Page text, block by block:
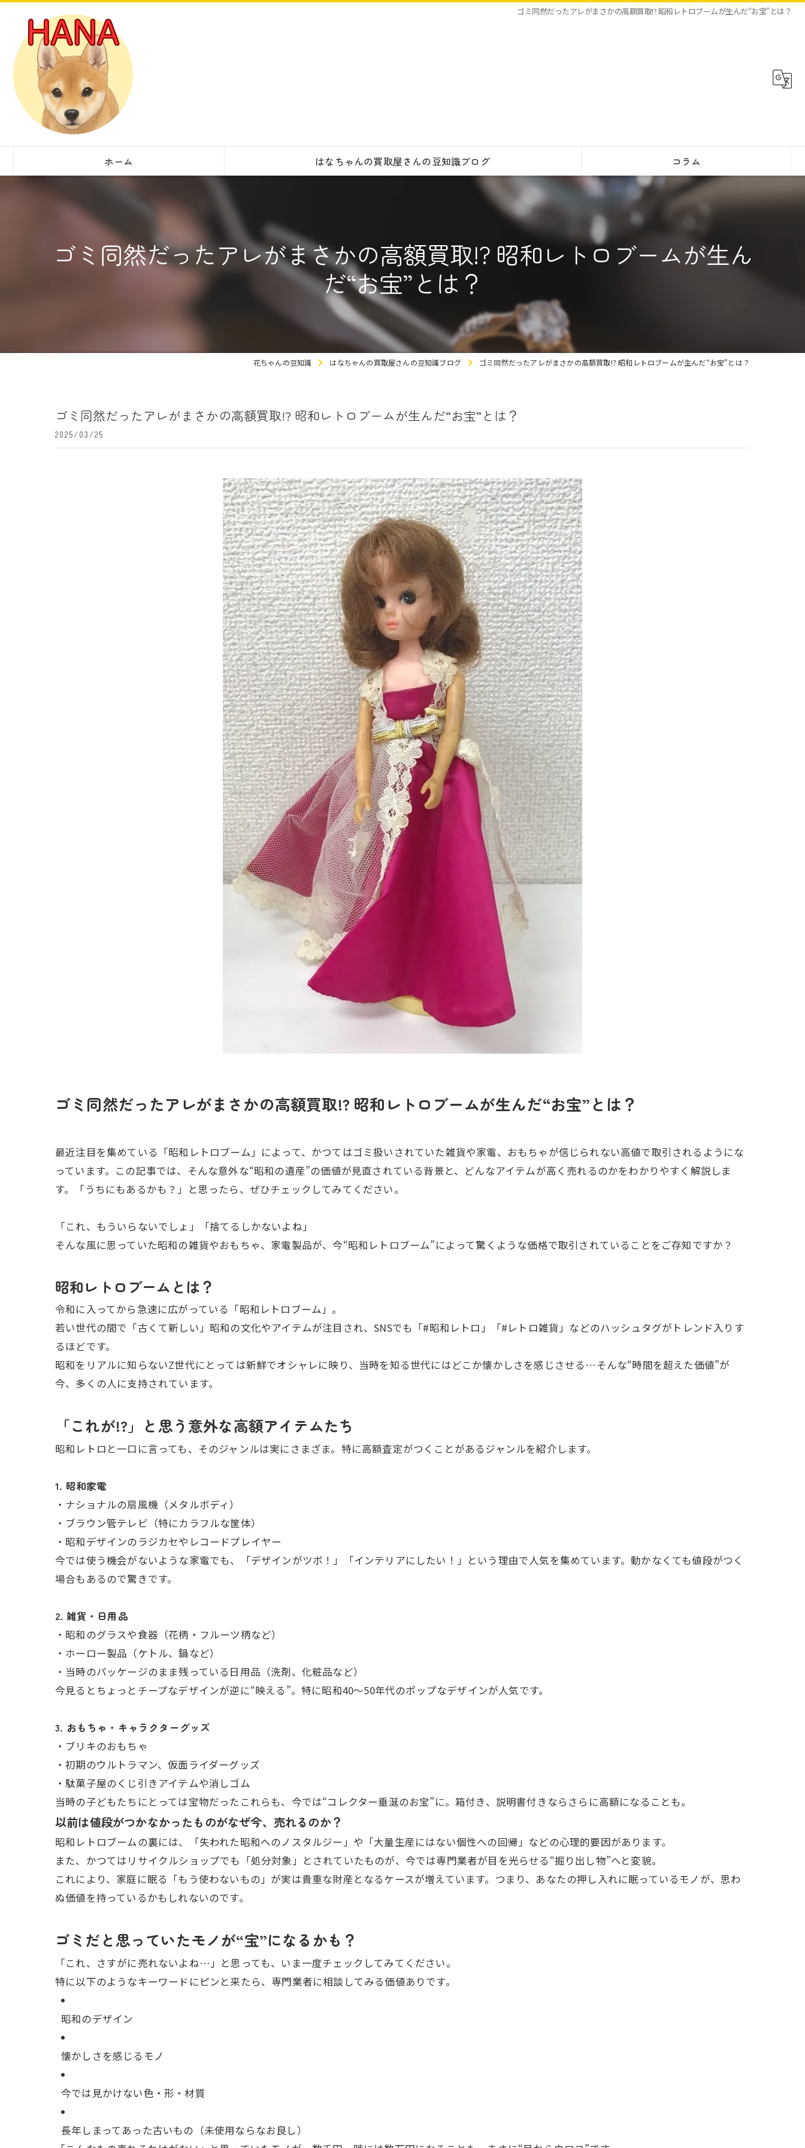
ゴミ同然だったアレがまさかの高額買取!? 昭和レトロブームが生んだ“お宝”とは？
ホーム はなちゃんの買取屋さんの豆知識ブログ コラム
ゴミ同然だったアレがまさかの高額買取!? 昭和レトロブームが生ん
だ“お宝”とは？
花ちゃんの豆知識 はなちゃんの買取屋さんの豆知識ブログ ゴミ同然だったアレがまさかの高額買取!? 昭和レトロブームが生んだ“お宝”とは？
ゴミ同然だったアレがまさかの高額買取!? 昭和レトロブームが生んだ“お宝”とは？
2025/03/25
ゴミ同然だったアレがまさかの高額買取!? 昭和レトロブームが生んだ“お宝”とは？
最近注目を集めている「昭和レトロブーム」によって、かつてはゴミ扱いされていた雑貨や家電、おもちゃが信じられない高値で取引されるようにな
っています。この記事では、そんな意外な“昭和の遺産”の価値が見直されている背景と、どんなアイテムが高く売れるのかをわかりやすく解説しま
す。「うちにもあるかも？」と思ったら、ぜひチェックしてみてください。
「これ、もういらないでしょ」「捨てるしかないよね」
そんな風に思っていた昭和の雑貨やおもちゃ、家電製品が、今“昭和レトロブーム”によって驚くような価格で取引されていることをご存知ですか？
昭和レトロブームとは？
令和に入ってから急速に広がっている「昭和レトロブーム」。
若い世代の間で「古くて新しい」昭和の文化やアイテムが注目され、SNSでも「#昭和レトロ」「#レトロ雑貨」などのハッシュタグがトレンド入りす
るほどです。
昭和をリアルに知らないZ世代にとっては新鮮でオシャレに映り、当時を知る世代にはどこか懐かしさを感じさせる…そんな“時間を超えた価値”が
今、多くの人に支持されています。
「これが!?」と思う意外な高額アイテムたち
昭和レトロと一口に言っても、そのジャンルは実にさまざま。特に高額査定がつくことがあるジャンルを紹介します。
1. 昭和家電
・ナショナルの扇風機（メタルボディ）
・ブラウン管テレビ（特にカラフルな筐体）
・昭和デザインのラジカセやレコードプレイヤー
今では使う機会がないような家電でも、「デザインがツボ！」「インテリアにしたい！」という理由で人気を集めています。動かなくても値段がつく
場合もあるので驚きです。
2. 雑貨・日用品
・昭和のグラスや食器（花柄・フルーツ柄など）
・ホーロー製品（ケトル、鍋など）
・当時のパッケージのまま残っている日用品（洗剤、化粧品など）
今見るとちょっとチープなデザインが逆に“映える”。特に昭和40～50年代のポップなデザインが人気です。
3. おもちゃ・キャラクターグッズ
・ブリキのおもちゃ
・初期のウルトラマン、仮面ライダーグッズ
・駄菓子屋のくじ引きアイテムや消しゴム
当時の子どもたちにとっては宝物だったこれらも、今では“コレクター垂涎のお宝”に。箱付き、説明書付きならさらに高額になることも。
以前は値段がつかなかったものがなぜ今、売れるのか？
昭和レトロブームの裏には、「失われた昭和へのノスタルジー」や「大量生産にはない個性への回帰」などの心理的要因があります。
また、かつてはリサイクルショップでも「処分対象」とされていたものが、今では専門業者が目を光らせる“掘り出し物”へと変貌。
これにより、家庭に眠る「もう使わないもの」が実は貴重な財産となるケースが増えています。つまり、あなたの押し入れに眠っているモノが、思わ
ぬ価値を持っているかもしれないのです。
ゴミだと思っていたモノが“宝”になるかも？
「これ、さすがに売れないよね…」と思っても、いま一度チェックしてみてください。
特に以下のようなキーワードにピンと来たら、専門業者に相談してみる価値ありです。
昭和のデザイン
懐かしさを感じるモノ
今では見かけない色・形・材質
長年しまってあった古いもの（未使用ならなお良し）